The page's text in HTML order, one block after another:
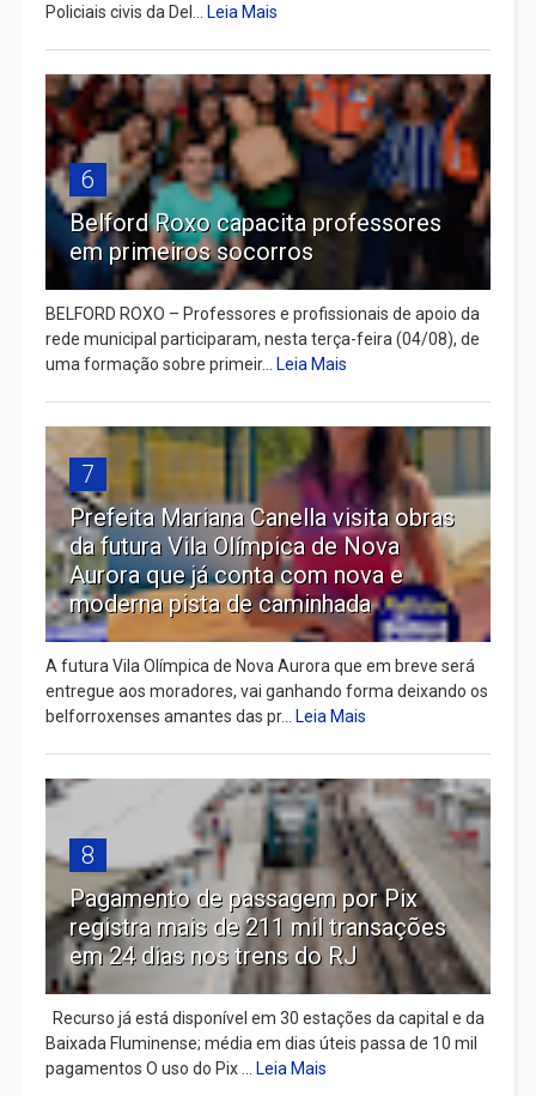
Policiais civis da Del... Leia Mais
6
Belford Roxo capacita professores
em primeiros socorros
BELFORD ROXO – Professores e profissionais de apoio da
rede municipal participaram, nesta terça-feira (04/08), de
uma formação sobre primeir... Leia Mais
7
Prefeita Mariana Canella visita obras
da futura Vila Olímpica de Nova
Aurora que já conta com nova e
moderna pista de caminhada
A futura Vila Olímpica de Nova Aurora que em breve será
entregue aos moradores, vai ganhando forma deixando os
belforroxenses amantes das pr... Leia Mais
8
Pagamento de passagem por Pix
registra mais de 211 mil transações
em 24 dias nos trens do RJ
Recurso já está disponível em 30 estações da capital e da
Baixada Fluminense; média em dias úteis passa de 10 mil
pagamentos O uso do Pix ... Leia Mais